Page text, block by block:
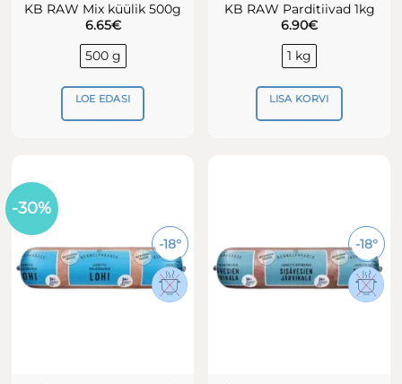
KB RAW Mix küülik 500g
6.65€
500 g
LOE EDASI
KB RAW Parditiivad 1kg
6.90€
1 kg
LISA KORVI
-30%
-18° -18°